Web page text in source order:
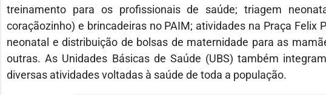
treinamento para os profissionais de saúde; triagem
coraçãozinho) e brincadeiras no PAIM; atividades na Praça Felix
neonatal e distribuição de bolsas de maternidade para as
outras. As Unidades Básicas de Saúde (UBS) também
diversas atividades voltadas à saúde de toda a população.